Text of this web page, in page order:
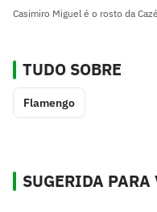
Casimiro Miguel é o rosto da
TUDO SOBRE
Flamengo
SUGERIDA PARA